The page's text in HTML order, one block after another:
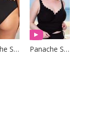
Panache Swim Panache Swim